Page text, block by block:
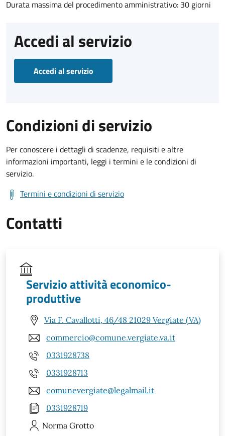
Durata massima del procedimento amministrativo: 30 giorni
Accedi al servizio
Accedi al servizio
Condizioni di servizio
Per conoscere i dettagli di scadenze, requisiti e altre
informazioni importanti, leggi i termini e le condizioni di
servizio.
Termini e condizioni di servizio
Contatti
Servizio attività economico-
produttive
Via F. Cavallotti, 46/48 21029 Vergiate (VA)
commercio@comune.vergiate.va.it
0331928738
0331928713
comunevergiate@legalmail.it
0331928719
Norma Grotto